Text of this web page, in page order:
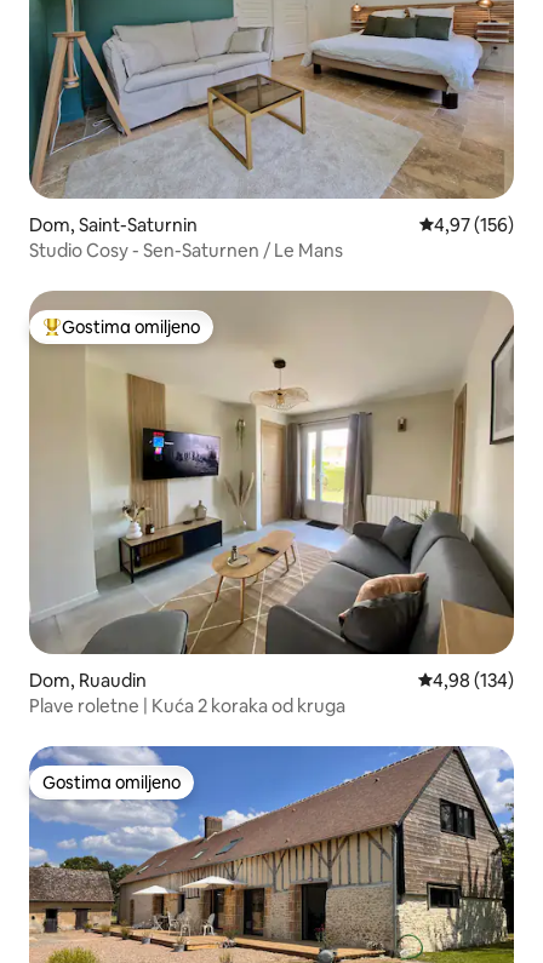
Dom, Saint-Saturnin Prosečna
4,97 (156)
Studio Cosy - Sen-Saturnen / Le Mans
Najuspešniji među gostima omiljenim
Gostima omiljeno
Dom, Ruaudin Prosečna
4,98 (134)
Plave roletne | Kuća 2 koraka od kruga
Gostima omiljeno
Gostima omiljeno